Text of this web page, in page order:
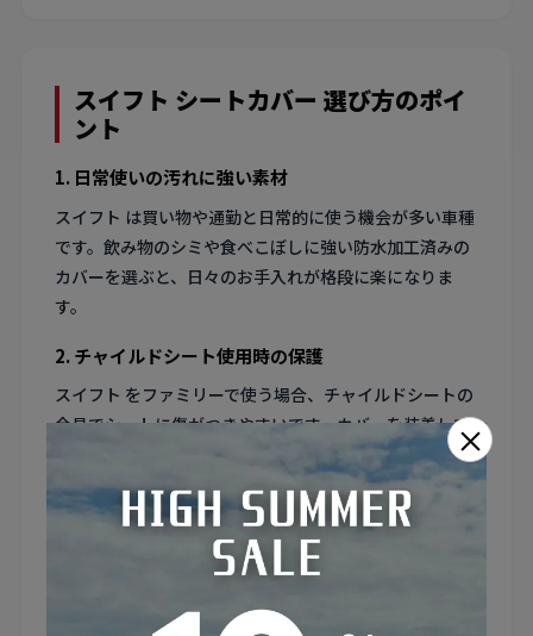
スイフト シートカバー 選び方のポイ
ント
1. 日常使いの汚れに強い素材
スイフト は買い物や通勤と日常的に使う機会が多い車種
です。飲み物のシミや食べこぼしに強い防水加工済みの
カバーを選ぶと、日々のお手入れが格段に楽になりま
す。
2. チャイルドシート使用時の保護
スイフト をファミリーで使う場合、チャイルドシートの
金具でシートに傷がつきやすいです。カバーを装着して
おけば純正シートを保護しながら、汚れも防げて一石二
鳥です。
3. リアシートの分割比率を確認
スイフト の後席は6:4分割や一体型など、グレードや年
×